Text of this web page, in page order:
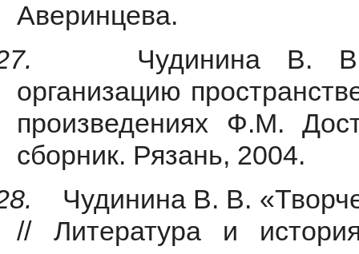
Аверинцева.
Чудинина В.
организацию
произведениях Ф.М.
сборник. Рязань, 2004.
Чудинина В. В.
// Литература и